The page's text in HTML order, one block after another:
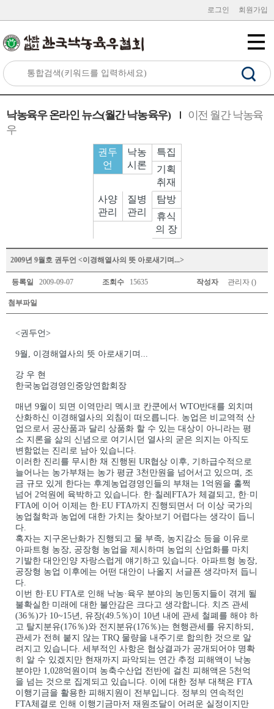
로그인 회원가입
낙농육우 온라인 뉴스(월간 낙농육우)
이전 월간 낙농육
우
권두
언
낙농
시론
특집
기획
취재
사양
관리
질병
관리
탐방
휴식
의 장
2009년 9월호 권두언 <이경해열사의 뜻 아로새기며...>
등록일 2009-09-07 조회수 15635 작성자 관리자 ()
첨부파일
<권두언>
9월, 이경해열사의 뜻 아로새기며...
강 우 현
한국농업경영인중앙연합회장
매년 9월이 되면 이역만리 멕시코 칸쿤에서 WTO반대를 외치며
산화하신 이경해열사의 외침이 떠오릅니다. 농업은 비교역적 산
업으로서 공산품과 달리 상품화 할 수 있는 대상이 아니라는 평
소 지론을 삶의 신념으로 여기시던 열사의 굳은 의지는 아직도
변함없는 진리로 남아 있습니다.
이러한 진리를 무시한 채 진행된 UR협상 이후, 기하급수적으로
늘어나는 농가부채는 농가 평균 3천만원을 넘어서고 있으며, 조
금 규모 있게 한다는 후계농업경영인들의 부채는 1억원을 훌쩍
넘어 2억원에 육박하고 있습니다. 한·칠레FTA가 체결되고, 한·미
FTA에 이어 이제는 한·EU FTA까지 진행되면서 더 이상 국가의
농업철학과 농업에 대한 가치는 찾아보기 어렵다는 생각이 듭니
다.
혹자는 지구온난화가 진행되고 물 부족, 농지감소 등을 이유로
아파트형 농장, 공장형 농업을 제시하며 농업의 산업화를 마치
기발한 대안인양 자랑스럽게 얘기하고 있습니다. 아파트형 농장,
공장형 농업 이후에는 어떤 대안이 나올지 서글픈 생각마저 듭니
다.
이번 한·EU FTA로 인해 낙농·육우 분야의 농민동지들이 겪게 될
불확실한 미래에 대한 불안감은 크다고 생각합니다. 치즈 관세
(36％)가 10~15년, 유장(49.5％)이 10년 내에 관세 철폐를 해야 하
고 탈지분유(176％)와 전지분유(176％)는 현행관세를 유지하되,
관세가 전혀 붙지 않는 TRQ 물량을 내주기로 합의한 것으로 알
려지고 있습니다. 세부적인 사항은 협상결과가 공개되어야 명확
히 알 수 있겠지만 현재까지 파악되는 연간 추정 피해액이 낙농
분야만 1,028억원이며 농축수산업 전반에 걸친 피해액은 5천억
을 넘는 것으로 집계되고 있습니다. 이에 대한 정부 대책은 FTA
이행기금을 활용한 피해지원이 전부입니다. 정부의 연속적인
FTA체결로 인해 이행기금마저 재원조달이 어려운 실정이지만